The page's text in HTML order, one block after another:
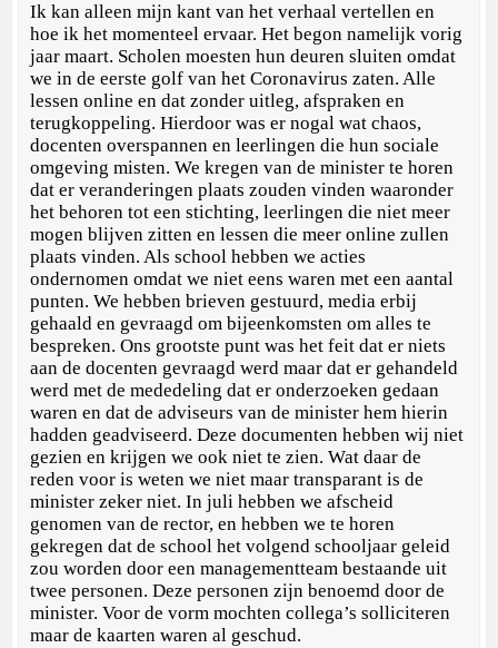
Ik kan alleen mijn kant van het verhaal vertellen en
hoe ik het momenteel ervaar. Het begon namelijk vorig
jaar maart. Scholen moesten hun deuren sluiten omdat
we in de eerste golf van het Coronavirus zaten. Alle
lessen online en dat zonder uitleg, afspraken en
terugkoppeling. Hierdoor was er nogal wat chaos,
docenten overspannen en leerlingen die hun sociale
omgeving misten. We kregen van de minister te horen
dat er veranderingen plaats zouden vinden waaronder
het behoren tot een stichting, leerlingen die niet meer
mogen blijven zitten en lessen die meer online zullen
plaats vinden. Als school hebben we acties
ondernomen omdat we niet eens waren met een aantal
punten. We hebben brieven gestuurd, media erbij
gehaald en gevraagd om bijeenkomsten om alles te
bespreken. Ons grootste punt was het feit dat er niets
aan de docenten gevraagd werd maar dat er gehandeld
werd met de mededeling dat er onderzoeken gedaan
waren en dat de adviseurs van de minister hem hierin
hadden geadviseerd. Deze documenten hebben wij niet
gezien en krijgen we ook niet te zien. Wat daar de
reden voor is weten we niet maar transparant is de
minister zeker niet. In juli hebben we afscheid
genomen van de rector, en hebben we te horen
gekregen dat de school het volgend schooljaar geleid
zou worden door een managementteam bestaande uit
twee personen. Deze personen zijn benoemd door de
minister. Voor de vorm mochten collega’s solliciteren
maar de kaarten waren al geschud.